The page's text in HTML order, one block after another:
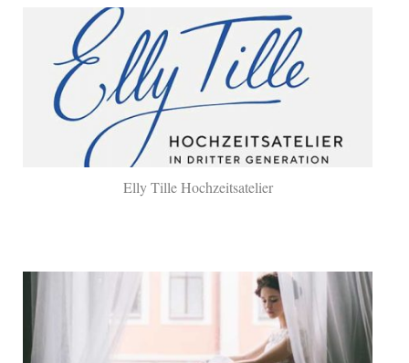
Elly Tille Hochzeitsatelier